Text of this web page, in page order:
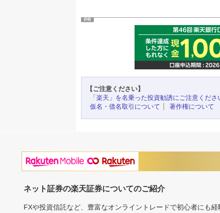
PR
【ご注意ください】
「楽天」を名乗った投資勧誘にご注意くださ
仮名・借名取引について
著作権について
ネット証券の楽天証券についてのご紹介
FXや投資信託など、豊富なオンライントレードで初心者にも